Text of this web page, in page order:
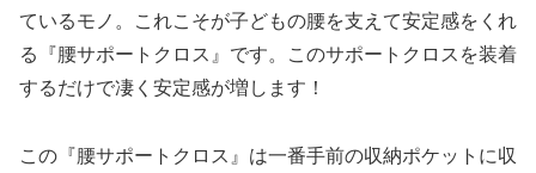
ているモノ。これこそが子どもの腰を支えて安定感をくれ
る『腰サポートクロス』です。このサポートクロスを装着
するだけで凄く安定感が増します！
この『腰サポートクロス』は一番手前の収納ポケットに収